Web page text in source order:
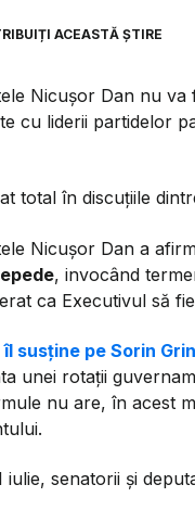
ACEASTĂ ȘTIRE
Nicușor Dan nu
cu liderii partidelor
total în discuțiile
Nicușor Dan a
, invocând
ca Executivul să
îl susține pe Sorin
unei rotații
nu are, în acest
iulie, senatorii și